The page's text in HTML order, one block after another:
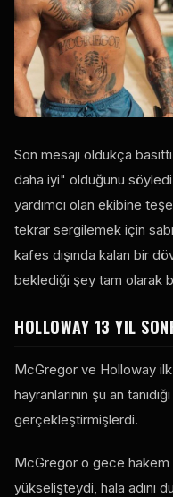
Son mesajı oldukça
daha iyi" olduğunu
yardımcı olan ekibine
tekrar sergilemek için
kafes dışında kalan bir
beklediği şey tam olarak
HOLLOWAY 13 YIL
McGregor ve Holloway ilk
hayranlarının şu an
gerçekleştirmişlerdi.
McGregor o gece hakem
yükselişteydi, hala adını